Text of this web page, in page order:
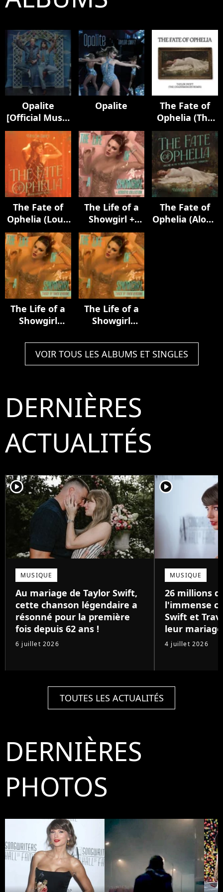
Opalite
[Official Music
Video
(Extended
Versions)]
Opalite
The Fate of
Ophelia (The
Chainsmokers
Remix)
The Fate of
Ophelia (Loud
Luxury Remix)
The Life of a
Showgirl +
Acoustic
Collection
The Fate of
Ophelia (Alone
The Life of a
Showgirl
Track Version)
The Life of a
Showgirl
Track Version)
VOIR TOUS LES ALBUMS ET SINGLES
DERNIÈRES
ACTUALITÉS
player2
MUSIQUE
Au mariage de Taylor Swift,
cette chanson légendaire a
résonné pour la première
fois depuis 62 ans !
6 juillet 2026
player2
MUSIQUE
26 millions
l'immense
Swift et
leur mariage
4 juillet 2026
TOUTES LES ACTUALITÉS
DERNIÈRES
PHOTOS